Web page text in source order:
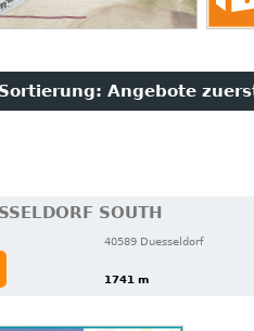
Sortierung: Angebote
SOUTH
40589 Duesseldorf
1741 m